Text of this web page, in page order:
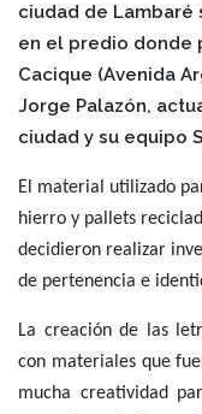
ciudad de Lambaré
en el predio donde
Cacique (Avenida
Jorge Palazón,
ciudad y su equipo
El material utilizado
hierro y pallets
decidieron realizar
de pertenencia e
La creación de las
con materiales que
mucha creatividad